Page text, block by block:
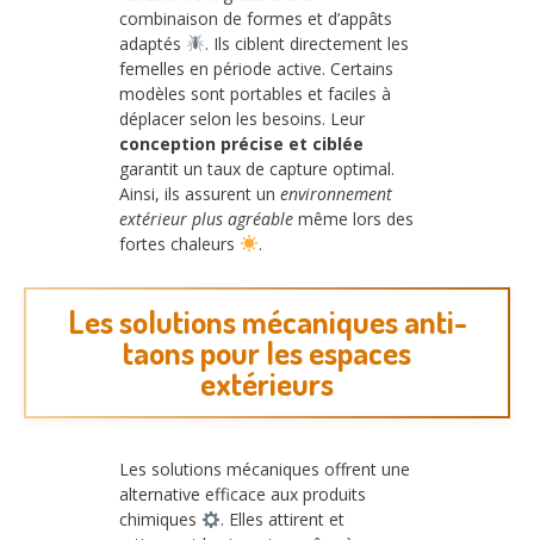
combinaison de formes et d’appâts
adaptés
. Ils ciblent directement les
femelles en période active. Certains
modèles sont portables et faciles à
déplacer selon les besoins. Leur
conception précise et ciblée
garantit un taux de capture optimal.
Ainsi, ils assurent un environnement
extérieur plus agréable même lors des
fortes chaleurs
.
Les solutions mécaniques anti-
taons pour les espaces
extérieurs
Les solutions mécaniques offrent une
alternative efficace aux produits
chimiques
. Elles attirent et